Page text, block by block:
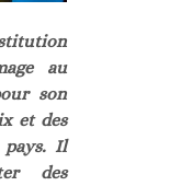
au
son
et des
pays. Il
des